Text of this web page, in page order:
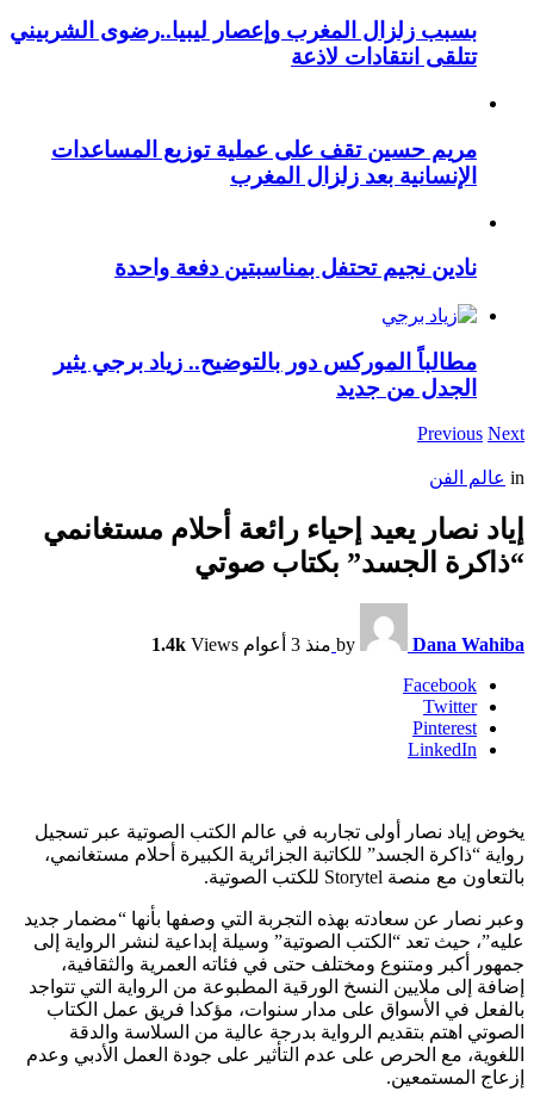
بسبب زلزال المغرب وإعصار ليبيا..رضوى الشربيني
تتلقى انتقادات لاذعة
مريم حسين تقف على عملية توزيع المساعدات
الإنسانية بعد زلزال المغرب
نادين نجيم تحتفل بمناسبتين دفعة واحدة
مطالباً الموركس دور بالتوضيح.. زياد برجي يثير
الجدل من جديد
Previous Next
in عالم الفن
إياد نصار يعيد إحياء رائعة أحلام مستغانمي
“ذاكرة الجسد” بكتاب صوتي
by Dana Wahiba منذ 3 أعوام 1.4k Views
Facebook
Twitter
Pinterest
LinkedIn
يخوض إياد نصار أولى تجاربه في عالم الكتب الصوتية عبر تسجيل
رواية “ذاكرة الجسد” للكاتبة الجزائرية الكبيرة أحلام مستغانمي،
بالتعاون مع منصة Storytel للكتب الصوتية.
وعبر نصار عن سعادته بهذه التجربة التي وصفها بأنها “مضمار جديد
عليه”، حيث تعد “الكتب الصوتية” وسيلة إبداعية لنشر الرواية إلى
جمهور أكبر ومتنوع ومختلف حتى في فئاته العمرية والثقافية،
إضافة إلى ملايين النسخ الورقية المطبوعة من الرواية التي تتواجد
بالفعل في الأسواق على مدار سنوات، مؤكدا فريق عمل الكتاب
الصوتي اهتم بتقديم الرواية بدرجة عالية من السلاسة والدقة
اللغوية، مع الحرص على عدم التأثير على جودة العمل الأدبي وعدم
إزعاج المستمعين.